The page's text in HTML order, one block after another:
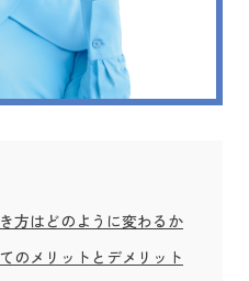
方はどのように変わるか
のメリットとデメリット